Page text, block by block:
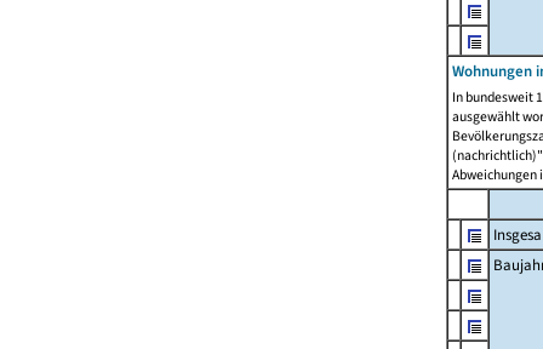
Wohnungen
In bundesweit
ausgewählt
Abweichungen